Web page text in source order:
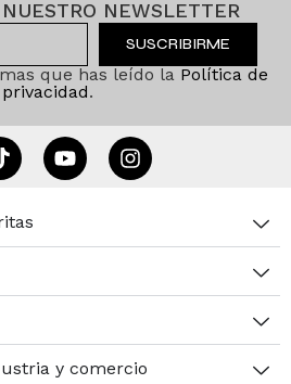
NEWSLETTER
SUSCRIBIRME
que has leído la Política de
privacidad.
y comercio